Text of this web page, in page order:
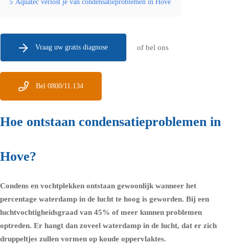
5 Aquatec verlost je van condensatieproblemen in Hove
Vraag uw gratis diagnose of bel ons
Bel 0800/11.134
Hoe ontstaan condensatieproblemen in
Hove?
Condens en vochtplekken ontstaan gewoonlijk wanneer het
percentage waterdamp in de lucht te hoog is geworden. Bij een
luchtvochtigheidsgraad van 45% of meer kunnen problemen
optreden. Er hangt dan zoveel waterdamp in de lucht, dat er zich
druppeltjes zullen vormen op koude oppervlaktes.